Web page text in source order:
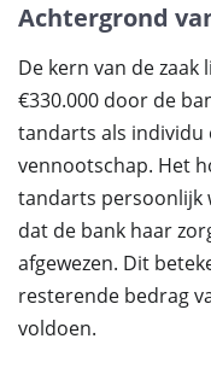
Achtergrond
De kern van de zaak
€330.000 door de
tandarts als individu
vennootschap. Het
tandarts persoonlijk
dat de bank haar
afgewezen. Dit
resterende bedrag
voldoen.